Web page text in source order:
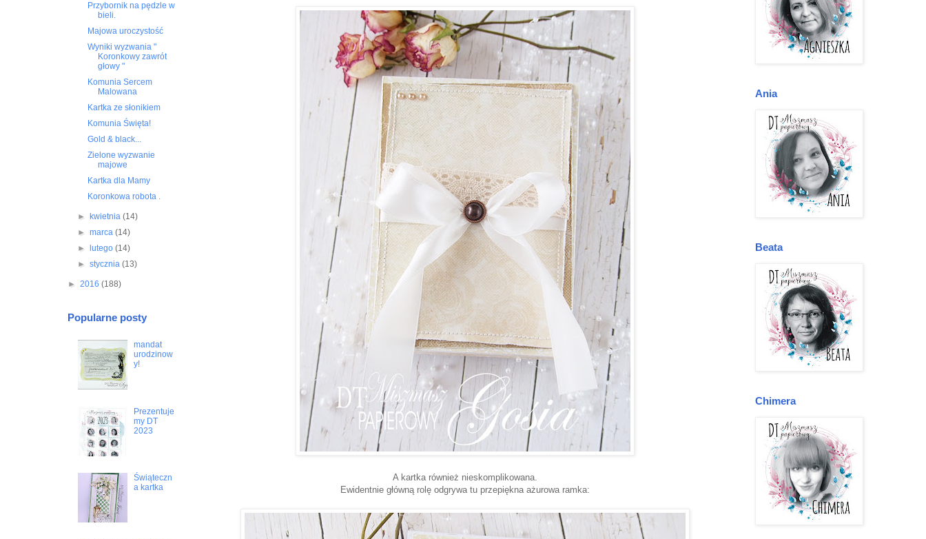
A kartka również nieskomplikowana.
Ewidentnie główną rolę odgrywa tu przepiękna ażurowa ramka:
Przybornik na pędzle w
bieli.
Majowa uroczystość
Wyniki wyzwania "
Koronkowy zawrót
głowy "
Komunia Sercem
Malowana
Kartka ze słonikiem
Komunia Święta!
Gold & black...
Zielone wyzwanie
majowe
Kartka dla Mamy
Koronkowa robota .
► kwietnia (14)
► marca (14)
►
lutego (14)
► stycznia (13)
► 2016 (188)
Popularne posty
mandat
urodzinow
y!
Prezentuje
my DT
2023
Świąteczn
a kartka
Ania
Beata
Chimera